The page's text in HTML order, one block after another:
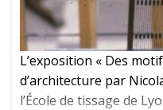
L’exposition « Des
d’architecture par
l’École de tissage de